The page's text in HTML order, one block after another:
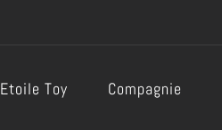
Etoile Toy Compagnie